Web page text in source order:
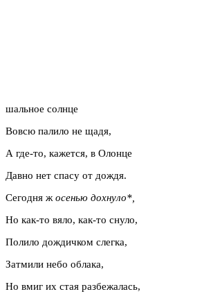
шальное солнце
Вовсю палило не щадя,
А где-то, кажется, в Олонце
Давно нет спасу от дождя.
Сегодня ж осенью дохнуло*,
Но как-то вяло, как-то снуло,
Полило дождичком слегка,
Затмили небо облака,
Но вмиг их стая разбежалась,